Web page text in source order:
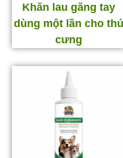
Khăn lau găng tay
dùng một lần cho thú
cưng